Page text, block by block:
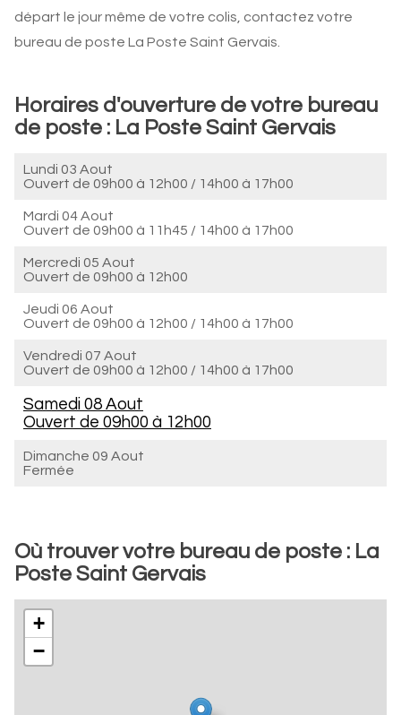
départ le jour même de votre colis, contactez votre
bureau de poste La Poste Saint Gervais.
Horaires d'ouverture de votre bureau
de poste : La Poste Saint Gervais
Lundi 03 Aout
Ouvert de 09h00 à 12h00 / 14h00 à 17h00
Mardi 04 Aout
Ouvert de 09h00 à 11h45 / 14h00 à 17h00
Mercredi 05 Aout
Ouvert de 09h00 à 12h00
Jeudi 06 Aout
Ouvert de 09h00 à 12h00 / 14h00 à 17h00
Vendredi 07 Aout
Ouvert de 09h00 à 12h00 / 14h00 à 17h00
Samedi 08 Aout
Ouvert de 09h00 à 12h00
Dimanche 09 Aout
Fermée
Où trouver votre bureau de poste : La
Poste Saint Gervais
+
−